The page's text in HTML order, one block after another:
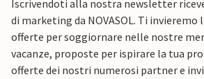
Iscrivendoti alla nostra newsletter
di marketing da NOVASOL. Ti
offerte per soggiornare nelle nostre
vacanze, proposte per ispirare la tua
offerte dei nostri numerosi partner e